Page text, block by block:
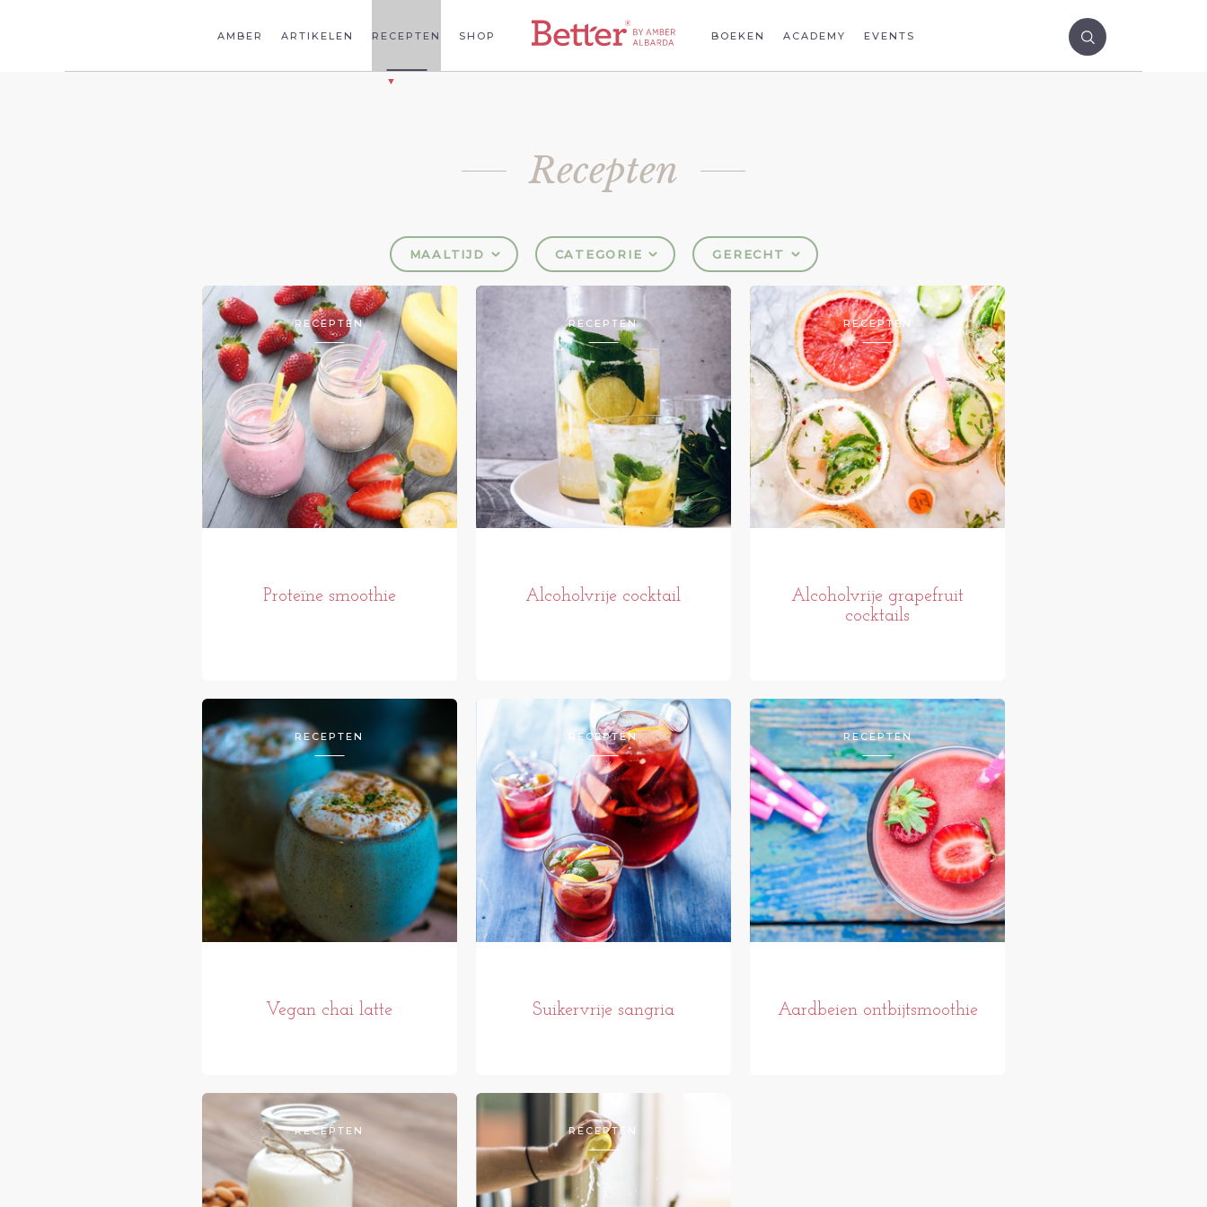
AMBER ARTIKELEN RECEPTEN SHOP BOEKEN ACADEMY EVENTS
Recepten
MAALTIJD CATEGORIE GERECHT
RECEPTEN
Proteïne smoothie
RECEPTEN
Alcoholvrije cocktail
RECEPTEN
Alcoholvrije grapefruit
cocktails
RECEPTEN
Vegan chai latte
RECEPTEN
Suikervrije sangria
RECEPTEN
Aardbeien ontbijtsmoothie
RECEPTEN RECEPTEN